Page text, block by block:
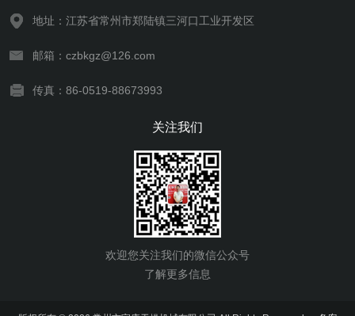
地址：江苏省常州市郑陆镇三河口工业开发区
邮箱：czbkgz@126.com
传真：86-0519-88673993
关注我们
欢迎您关注我们的微信公众号
了解更多信息